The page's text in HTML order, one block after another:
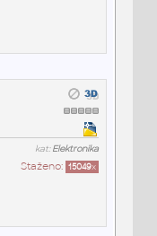
kat:Elektronika
Staženo: 15049x